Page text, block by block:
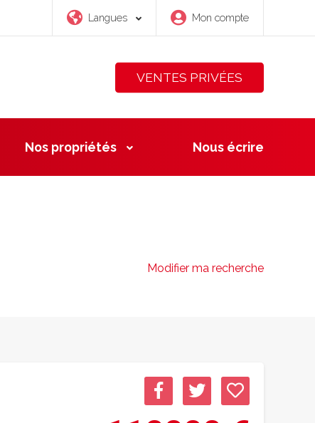
Langues Mon compte
VENTES PRIVÉES
Nos propriétés Nous écrire
Modifier ma recherche